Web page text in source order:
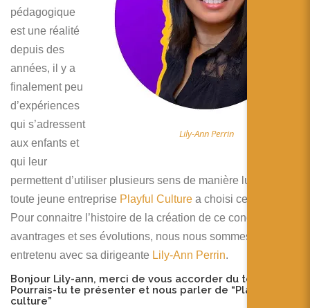
Lily-Ann Perrin
pédagogique
est une réalité
depuis des
années, il y a
finalement peu
d’expériences
qui s’adressent
aux enfants et
qui leur
permettent d’utiliser plusieurs sens de manière ludique. La
toute jeune entreprise Playful Culture a choisi cette voie !
Pour connaitre l’histoire de la création de ce concept, ces
avantrages et ses évolutions, nous nous sommes
entretenu avec sa dirigeante Lily-Ann Perrin.
Bonjour Lily-ann, merci de vous accorder du temps.
Pourrais-tu te présenter et nous parler de “Playful
culture”